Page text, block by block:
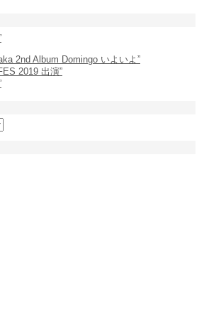
2nd Album Domingo いよいよ”
2019 出演”